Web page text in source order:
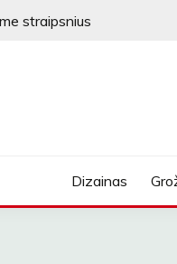
straipsnius
Dizainas